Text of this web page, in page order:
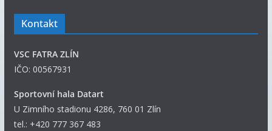
p
ř
ě
v
k
Kontakt
VSC FATRA ZLÍN
IČO: 00567931
Sportovní hala Datart
U Zimního stadionu 4286, 760 01 Zlín
tel.: +420 777 367 483